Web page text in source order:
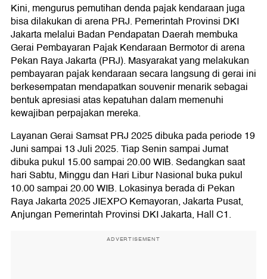
Kini, mengurus pemutihan denda pajak kendaraan juga
bisa dilakukan di arena PRJ. Pemerintah Provinsi DKI
Jakarta melalui Badan Pendapatan Daerah membuka
Gerai Pembayaran Pajak Kendaraan Bermotor di arena
Pekan Raya Jakarta (PRJ). Masyarakat yang melakukan
pembayaran pajak kendaraan secara langsung di gerai ini
berkesempatan mendapatkan souvenir menarik sebagai
bentuk apresiasi atas kepatuhan dalam memenuhi
kewajiban perpajakan mereka.
Layanan Gerai Samsat PRJ 2025 dibuka pada periode 19
Juni sampai 13 Juli 2025. Tiap Senin sampai Jumat
dibuka pukul 15.00 sampai 20.00 WIB. Sedangkan saat
hari Sabtu, Minggu dan Hari Libur Nasional buka pukul
10.00 sampai 20.00 WIB. Lokasinya berada di Pekan
Raya Jakarta 2025 JIEXPO Kemayoran, Jakarta Pusat,
Anjungan Pemerintah Provinsi DKI Jakarta, Hall C1.
ADVERTISEMENT